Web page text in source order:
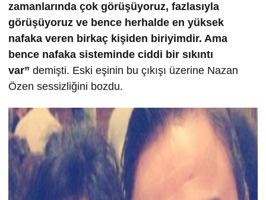
zamanlarında çok görüşüyoruz, fazlasıyla
görüşüyoruz ve bence herhalde en yüksek
nafaka veren birkaç kişiden biriyimdir. Ama
bence nafaka sisteminde ciddi bir sıkıntı
var” demişti. Eski eşinin bu çıkışı üzerine Nazan
Özen sessizliğini bozdu.